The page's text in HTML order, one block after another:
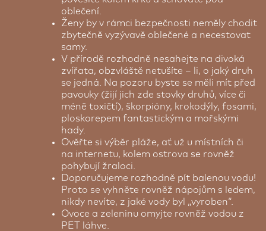
oblečení.
Ženy by v rámci bezpečnosti neměly chodit
zbytečně vyzývavě oblečené a necestovat
samy.
V přírodě rozhodně nesahejte na divoká
zvířata, obzvláště netušíte – li, o jaký druh
se jedná. Na pozoru byste se měli mít před
pavouky (žijí jich zde stovky druhů, více či
méně toxičtí), škorpióny, krokodýly, fosami,
ploskorepem fantastickým a mořskými
hady.
Ověřte si výběr pláže, ať už u místních či
na internetu, kolem ostrova se rovněž
pohybují žraloci.
Doporučujeme rozhodně pít balenou vodu!
Proto se vyhněte rovněž nápojům s ledem,
nikdy nevíte, z jaké vody byl „vyroben“.
Ovoce a zeleninu omyjte rovněž vodou z
PET láhve.